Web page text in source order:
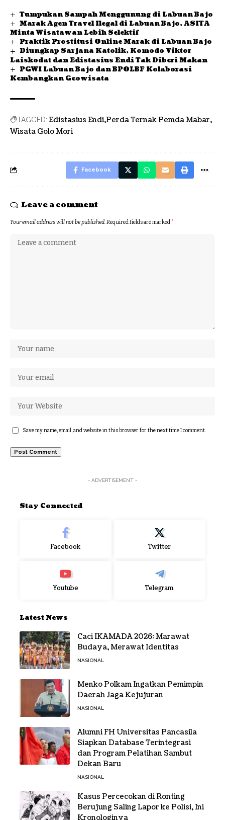
Tumpukan Sampah Menggunung di Labuan Bajo
Marak Agen Travel Ilegal di Labuan Bajo, ASITA
Minta Wisatawan Lebih Selektif
Praktik Prostitusi Online Marak di Labuan Bajo
Diungkap Sarjana Katolik, Komodo Viktor
Laiskodat dan Edistasius Endi Tak Diberi Makan
PGWI Labuan Bajo dan BPOLBF Kolaborasi
Kembangkan Geowisata
TAGGED: Edistasius Endi Perda Ternak Pemda Mabar
Wisata Golo Mori
Facebook
Leave a comment
Your email address will not be published.Required fields are marked*
Save my name, email, and website in this browser for the next time I comment.
- ADVERTISEMENT -
Stay Connected
Facebook Twitter
Youtube Telegram
Latest News
Caci IKAMADA 2026: Marawat
Budaya, Merawat Identitas
NASIONAL
Menko Polkam Ingatkan Pemimpin
Daerah Jaga Kejujuran
NASIONAL
Alumni FH Universitas Pancasila
Siapkan Database Terintegrasi
dan Program Pelatihan Sambut
Dekan Baru
NASIONAL
Kasus Percecokan di Ronting
Berujung Saling Lapor ke Polisi, Ini
Kronologinya